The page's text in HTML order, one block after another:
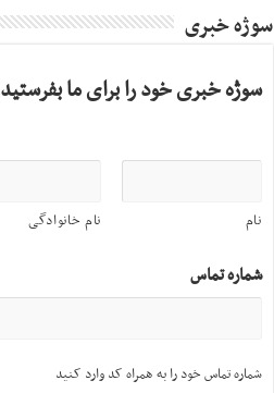
سوژه خبری
سوژه خبری خود را برای ما بفرستید
نام نام خانوادگی
شماره تماس
شماره تماس خود را به همراه کد وارد کنید